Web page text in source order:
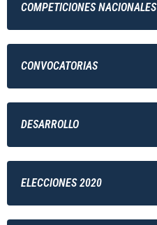
COMPETICIONES NACIONALES
CONVOCATORIAS
DESARROLLO
ELECCIONES 2020